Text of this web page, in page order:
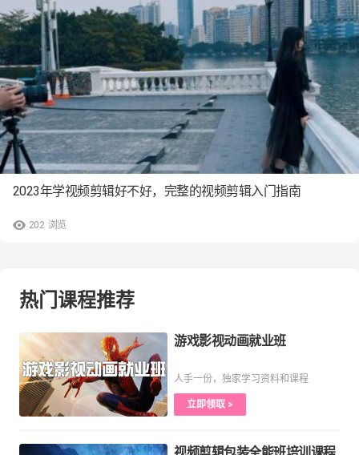
202 浏览
2023年学视频剪辑好不好，完整的视频剪辑入门指南
热门课程推荐
游戏影视动画就业班
人手一份，独家学习资料和课程
立即领取 >
视频剪辑包装全能班培训课程